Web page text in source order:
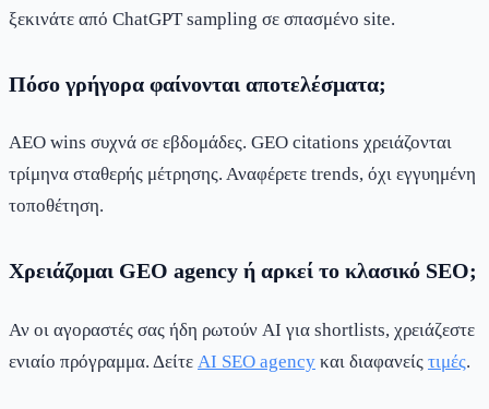
ξεκινάτε από ChatGPT sampling σε σπασμένο site.
Πόσο γρήγορα φαίνονται αποτελέσματα;
AEO wins συχνά σε εβδομάδες. GEO citations χρειάζονται
τρίμηνα σταθερής μέτρησης. Αναφέρετε trends, όχι εγγυημένη
τοποθέτηση.
Χρειάζομαι GEO agency ή αρκεί το κλασικό SEO;
Αν οι αγοραστές σας ήδη ρωτούν AI για shortlists, χρειάζεστε
ενιαίο πρόγραμμα. Δείτε AI SEO agency και διαφανείς τιμές.